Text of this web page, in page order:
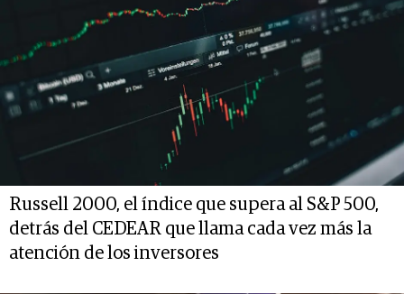
Russell 2000, el índice que supera al S&P 500,
detrás del CEDEAR que llama cada vez más la
atención de los inversores